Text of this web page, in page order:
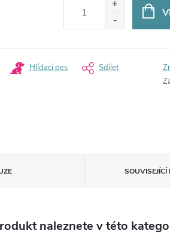
Hlídací pes Sdílet
naleznete v této